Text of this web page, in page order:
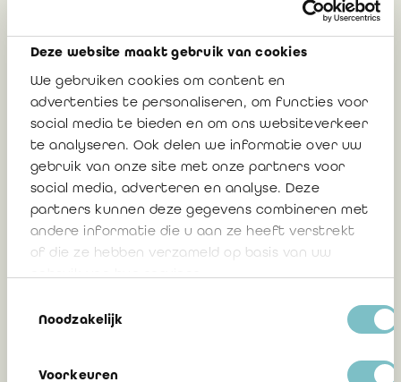
Deze website maakt gebruik van cookies
We gebruiken cookies om content en
advertenties te personaliseren, om functies voor
social media te bieden en om ons websiteverkeer
te analyseren. Ook delen we informatie over uw
gebruik van onze site met onze partners voor
social media, adverteren en analyse. Deze
partners kunnen deze gegevens combineren met
andere informatie die u aan ze heeft verstrekt
of die ze hebben verzameld op basis van uw
Noodzakelijk
Voorkeuren
Peut également vous
intéresser
Communication des résultats de l’auto-
évaluation, telle qu’imposée par la norme
ISQM 1
Lieven Acke, réviseur d'entreprises
13 février 2026